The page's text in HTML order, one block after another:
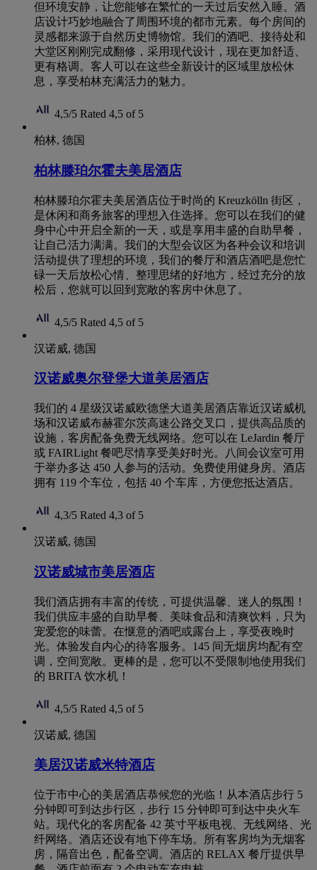
但环境安静，让您能够在繁忙的一天过后安然入睡。酒
店设计巧妙地融合了周围环境的都市元素。每个房间的
灵感都来源于自然历史博物馆。我们的酒吧、接待处和
大堂区刚刚完成翻修，采用现代设计，现在更加舒适、
更有格调。客人可以在这些全新设计的区域里放松休
息，享受柏林充满活力的魅力。
4,5/5 Rated 4,5 of 5
柏林, 德国
柏林滕珀尔霍夫美居酒店
柏林滕珀尔霍夫美居酒店位于时尚的 Kreuzkölln 街区，
是休闲和商务旅客的理想入住选择。您可以在我们的健
身中心中开启全新的一天，或是享用丰盛的自助早餐，
让自己活力满满。我们的大型会议区为各种会议和培训
活动提供了理想的环境，我们的餐厅和酒店酒吧是您忙
碌一天后放松心情、整理思绪的好地方，经过充分的放
松后，您就可以回到宽敞的客房中休息了。
4,5/5 Rated 4,5 of 5
汉诺威, 德国
汉诺威奥尔登堡大道美居酒店
我们的 4 星级汉诺威欧德堡大道美居酒店靠近汉诺威机
场和汉诺威布赫霍尔茨高速公路交叉口，提供高品质的
设施，客房配备免费无线网络。您可以在 LeJardin 餐厅
或 FAIRLight 餐吧尽情享受美好时光。八间会议室可用
于举办多达 450 人参与的活动。免费使用健身房。酒店
拥有 119 个车位，包括 40 个车库，方便您抵达酒店。
4,3/5 Rated 4,3 of 5
汉诺威, 德国
汉诺威城市美居酒店
我们酒店拥有丰富的传统，可提供温馨、迷人的氛围！
我们供应丰盛的自助早餐、美味食品和清爽饮料，只为
宠爱您的味蕾。在惬意的酒吧或露台上，享受夜晚时
光。体验发自内心的待客服务。145 间无烟房均配有空
调，空间宽敞。更棒的是，您可以不受限制地使用我们
的 BRITA 饮水机！
4,5/5 Rated 4,5 of 5
汉诺威, 德国
美居汉诺威米特酒店
位于市中心的美居酒店恭候您的光临！从本酒店步行 5
分钟即可到达步行区，步行 15 分钟即可到达中央火车
站。现代化的客房配备 42 英寸平板电视、无线网络、光
纤网络。酒店还设有地下停车场。所有客房均为无烟客
房，隔音出色，配备空调。酒店的 RELAX 餐厅提供早